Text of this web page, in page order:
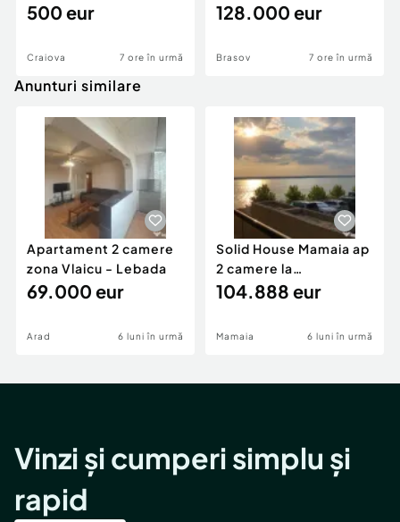
proprie | 60 mp |
500 eur
Craiova 7 ore în urmă
pentru renovar
128.000 eur
Brasov 7 ore în urmă
Anunturi similare
Apartament 2 camere
zona Vlaicu - Lebada
69.000 eur
Arad 6 luni în urmă
Solid House Mamaia ap
2 camere la
cheie,langa Mega
104.888 eur
Mamaia 6 luni în urmă
Vinzi și cumperi simplu și
rapid